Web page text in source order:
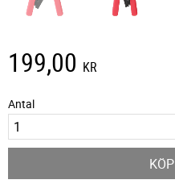
199,00 KR
Antal
KÖP